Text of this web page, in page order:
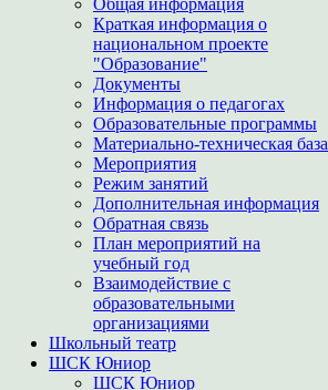
Общая информация
Краткая информация о
национальном проекте
"Образование"
Документы
Информация о педагогах
Образовательные программы
Материально-техническая база
Мероприятия
Режим занятий
Дополнительная информация
Обратная связь
План мероприятий на
учебный год
Взаимодействие с
образовательными
организациями
Школьный театр
ШСК Юниор
ШСК Юниор